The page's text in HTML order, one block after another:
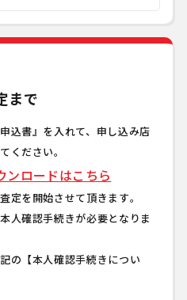
まで
込書』を入れて、申し込み店
ください。
ンロードはこちら
定を開始させて頂きます｡
人確認手続きが必要となりま
の【本人確認手続きについ